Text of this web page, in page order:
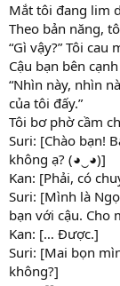
Mắt tôi đang lim
Theo bản năng,
“Gì vậy?” Tôi cau
Cậu bạn bên
“Nhìn này, nhìn
của tôi đấy.”
Tôi bơ phờ cầm
Suri: [Chào bạn!
không ạ? (◕‿◕)]
Kan: [Phải, có
Suri: [Mình là
bạn với cậu. Cho
Kan: [… Được.]
Suri: [Mai bọn
không?]